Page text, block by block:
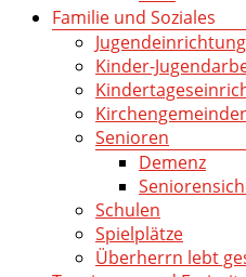
Familie und Soziales
Kinder-
Senioren
Demenz
Schulen
Spielplätze
Überherrn lebt